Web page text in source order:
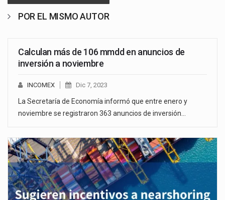
POR EL MISMO AUTOR
Calculan más de 106 mmdd en anuncios de
inversión a noviembre
INCOMEX Dic 7, 2023
La Secretaría de Economía informó que entre enero y
noviembre se registraron 363 anuncios de inversión…